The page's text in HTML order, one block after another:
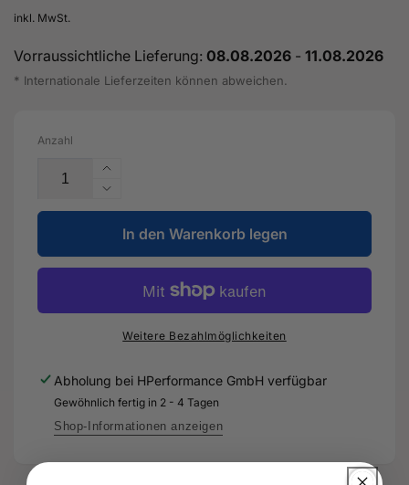
Preis
inkl. MwSt.
Vorraussichtliche Lieferung: 08.08.2026 - 11.08.2026
* Internationale Lieferzeiten können abweichen.
Anzahl
Erhöhe
die
Menge
für
Klappenscharnier
-
827
299
Original
Ersatzteil
für
RS3
Verringere
die
Menge
für
Klappenscharnier
8V3
827
-
Original
Ersatzteil
Audi
In den Warenkorb legen
Weitere Bezahlmöglichkeiten
Abholung bei HPerformance GmbH verfügbar
Gewöhnlich fertig in 2 - 4 Tagen
Shop-Informationen anzeigen